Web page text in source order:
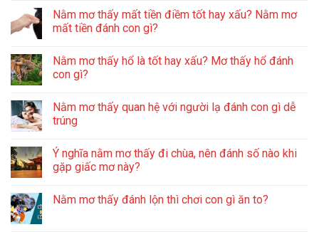
Nằm mơ thấy mất tiền điềm tốt hay xấu? Nằm mơ
mất tiền đánh con gì?
Nằm mơ thấy hổ là tốt hay xấu? Mơ thấy hổ đánh
con gì?
Nằm mơ thấy quan hệ với người lạ đánh con gì dễ
trúng
Ý nghĩa nằm mơ thấy đi chùa, nên đánh số nào khi
gặp giấc mơ này?
Nằm mơ thấy đánh lộn thì chơi con gì ăn to?